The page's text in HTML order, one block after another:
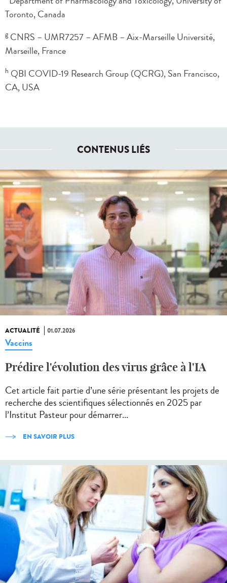
Toronto, Canada
gCNRS – UMR7257 – AFMB – Aix-Marseille Université,
Marseille, France
h QBI COVID-19 Research Group (QCRG), San Francisco,
CA, USA
CONTENUS LIÉS
ACTUALITÉ 01.07.2026
Vaccins
Prédire l'évolution des virus grâce à l'IA
Cet article fait partie d’une série présentant les projets de
recherche des scientifiques sélectionnés en 2025 par
l’Institut Pasteur pour démarrer...
EN SAVOIR PLUS